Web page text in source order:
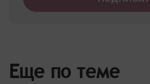
Еще по теме